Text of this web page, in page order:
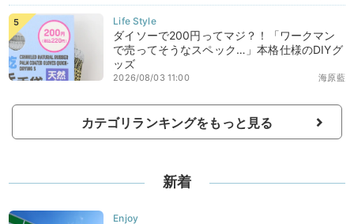
ダイソーで200円ってマジ？！「ワークマン
で売ってそうなスペック…」本格仕様のDIYグ
ッズ
海原藍
2026/08/03 11:00
カテゴリランキングをもっと見る
新着